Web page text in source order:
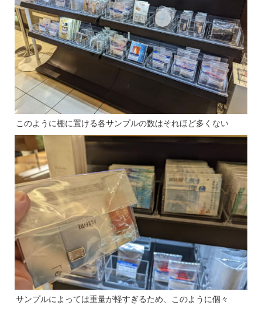
このように棚に置ける各サンプルの数はそれほど多くない
サンプルによっては重量が軽すぎるため、このように個々